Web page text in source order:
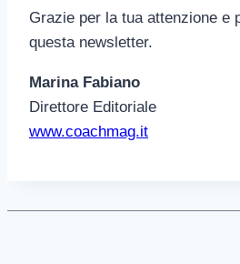
Grazie per la tua attenzione e
questa newsletter.
Marina Fabiano
Direttore Editoriale
www.coachmag.it